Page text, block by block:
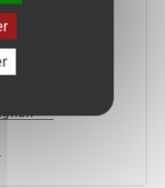
médicale de
et journée